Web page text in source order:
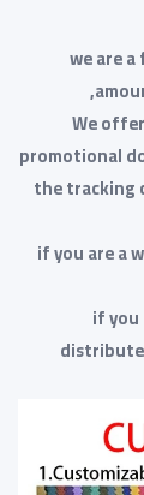
1: we
2: We
promotional
the tracking
3: if you are
4: if